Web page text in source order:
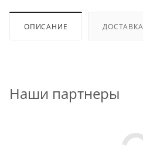
ОПИСАНИЕ ДОСТАВКА
Наши партнеры